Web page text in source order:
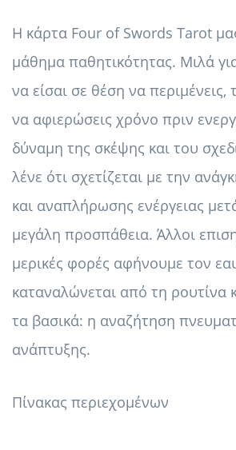
Η κάρτα Four of Swords Tarot
μάθημα παθητικότητας. Μιλά
να είσαι σε θέση να περιμένεις,
να αφιερώσεις χρόνο πριν
δύναμη της σκέψης και του
λένε ότι σχετίζεται με την
και αναπλήρωσης ενέργειας
μεγάλη προσπάθεια. Άλλοι
μερικές φορές αφήνουμε τον
καταναλώνεται από τη ρουτίνα
τα βασικά: η αναζήτηση
ανάπτυξης.
Πίνακας περιεχομένων